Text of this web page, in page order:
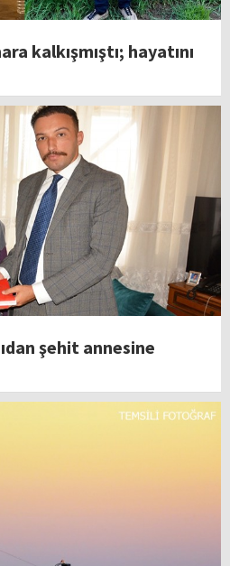
kalkışmıştı; hayatını
şehit annesine